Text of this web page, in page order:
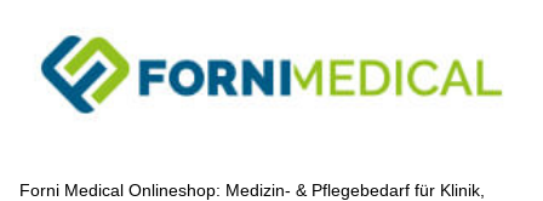
Forni Medical Onlineshop: Medizin- & Pflegebedarf für Klinik,